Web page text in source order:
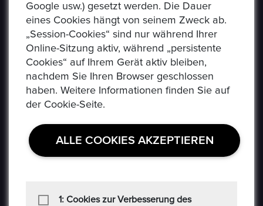
Google usw.) gesetzt werden. Die Dauer
eines Cookies hängt von seinem Zweck ab.
„Session-Cookies“ sind nur während Ihrer
Online-Sitzung aktiv, während „persistente
Cookies“ auf Ihrem Gerät aktiv bleiben,
nachdem Sie Ihren Browser geschlossen
haben. Weitere Informationen finden Sie auf
der Cookie-Seite.
ALLE COOKIES AKZEPTIEREN
1: Cookies zur Verbesserung des